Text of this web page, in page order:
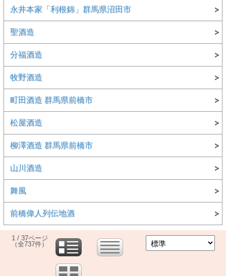
永井本家「利根錦」群馬県沼田市
聖酒造
分福酒造
牧野酒造
町田酒造 群馬県前橋市
松屋酒造
柳澤酒造 群馬県前橋市
山川酒造
舞風
前橋偉人列伝地酒
1 / 37ページ
（全737件）